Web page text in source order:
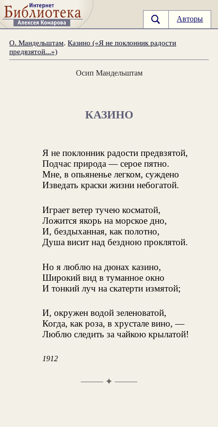
Авторы
О. Мандельштам.Казино («Я не поклонник радости
предвзятой...»)
Осип Мандельштам
КАЗИНО
Я не поклонник радости предвзятой,
Подчас природа — серое пятно.
Мне, в опьяненье легком, суждено
Изведать краски жизни небогатой.
Играет ветер тучею косматой,
Ложится якорь на морское дно,
И, бездыханная, как полотно,
Душа висит над бездною проклятой.
Но я люблю на дюнах казино,
Широкий вид в туманное окно
И тонкий луч на скатерти измятой;
И, окружен водой зеленоватой,
Когда, как роза, в хрустале вино, —
Люблю следить за чайкою крылатой!
1912
✦